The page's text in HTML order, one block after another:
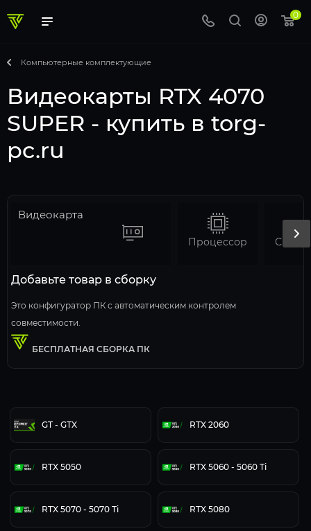
0
Компьютерные комплектующие
Видеокарты RTX 4070
SUPER - купить в torg-
pc.ru
Добавьте товар в сборку
Это конфигуратор ПК с автоматическим контролем
совместимости.
БЕСПЛАТНАЯ СБОРКА ПК
Видеокарта
Процессор
GT - GTX RTX 2060
RTX 5050 RTX 5060 - 5060 Ti
RTX 5070 - 5070 Ti RTX 5080